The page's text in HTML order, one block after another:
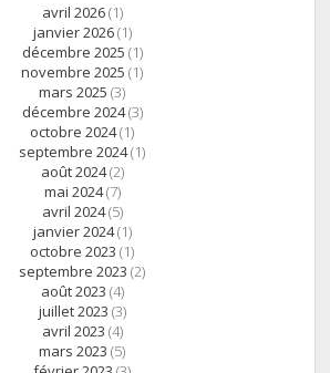
avril 2026(1)
janvier 2026(1)
décembre 2025 (1)
novembre 2025 (1)
mars 2025 (3)
décembre 2024(3)
octobre 2024(1)
septembre 2024(1)
août 2024(2)
mai 2024(7)
avril 2024(5)
janvier 2024(1)
octobre 2023 (1)
septembre 2023 (2)
août 2023 (4)
juillet 2023 (3)
avril 2023 (4)
mars 2023 (5)